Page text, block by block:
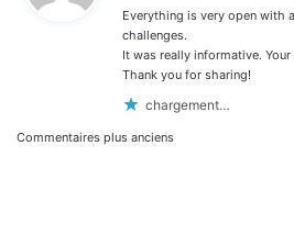
Everything is very open with
challenges.
It was really informative.
Thank you for sharing!
chargement…
Navigation
Commentaires plus anciens